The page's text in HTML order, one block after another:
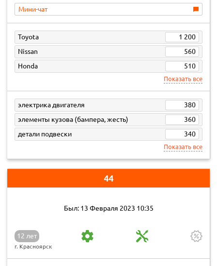
Мини-чат
Toyota
1 200
Nissan
560
Honda
510
Показать все
электрика двигателя
380
элементы кузова (бампера, жесть)
360
детали подвески
340
Показать все
44
Был: 13 Февраля 2023 10:35
12 лет
г. Красноярск